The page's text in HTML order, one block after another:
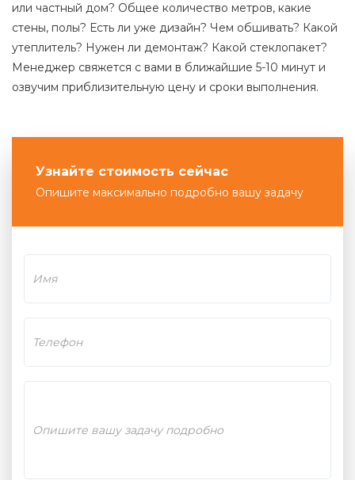
или частный дом? Общее количество метров, какие
стены, полы? Есть ли уже дизайн? Чем обшивать? Какой
утеплитель? Нужен ли демонтаж? Какой стеклопакет?
Менеджер свяжется с вами в ближайшие 5-10 минут и
озвучим приблизительную цену и сроки выполнения.
Узнайте стоимость сейчас
Опишите максимально подробно вашу задачу